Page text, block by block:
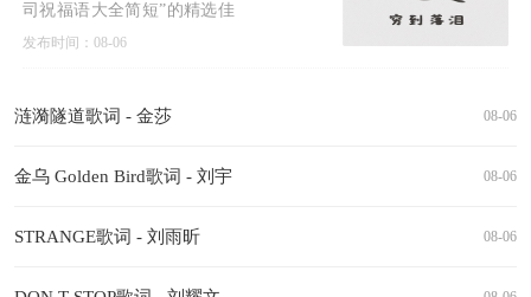
司祝福语大全简短”的精选佳
发布时间：08-06
08-06
涟漪隧道歌词 - 金莎
08-06
金乌 Golden Bird歌词 - 刘宇
08-06
STRANGE歌词 - 刘雨昕